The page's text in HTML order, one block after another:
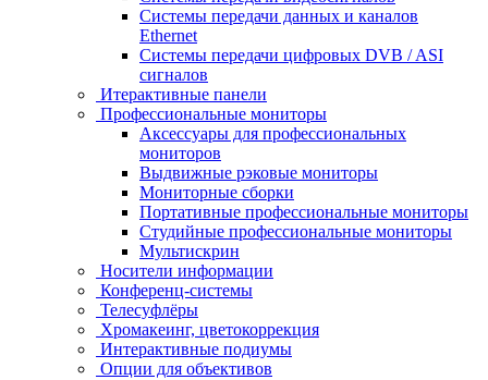
Системы передачи данных и каналов
Ethernet
Системы передачи цифровых DVB / ASI
сигналов
Итерактивные панели
Профессиональные мониторы
Аксессуары для профессиональных
мониторов
Выдвижные рэковые мониторы
Мониторные сборки
Портативные профессиональные мониторы
Студийные профессиональные мониторы
Мультискрин
Носители информации
Конференц-системы
Телесуфлёры
Хромакеинг, цветокоррекция
Интерактивные подиумы
Опции для объективов